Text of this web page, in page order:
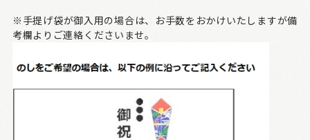
※手提げ袋が御入用の場合は、お手数をおかけいたしますが備
考欄よりご連絡くださいませ。